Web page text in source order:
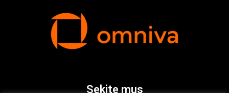
Sekite mus